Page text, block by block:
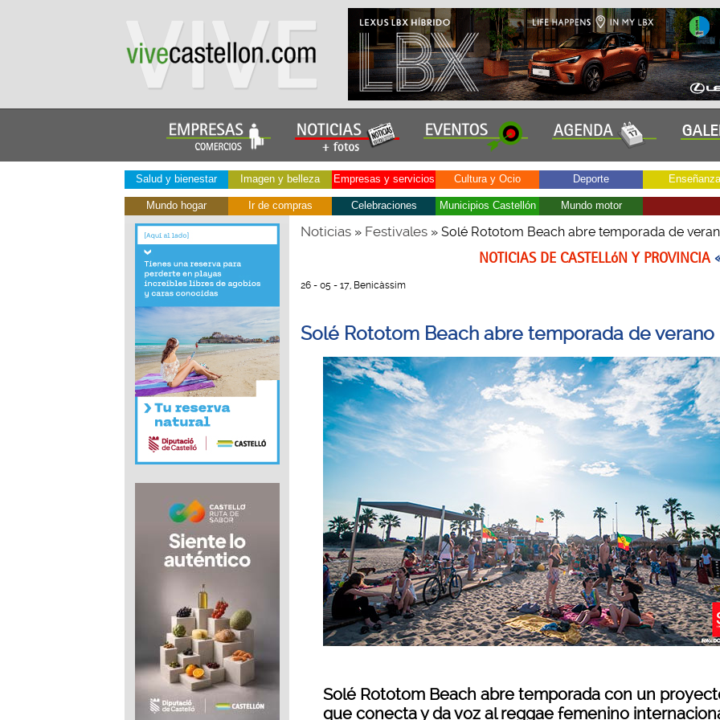
Salud y bienestar Imagen y belleza Empresas y servicios Cultura y Ocio Deporte Enseñanza
Mundo hogar Ir de compras Celebraciones Municipios Castellón Mundo motor
Noticias» Festivales» Solé Rototom Beach abre temporada de
NOTICIAS DE CASTELLóN Y PROVINCIA
26 - 05 - 17, Benicàssim
Solé Rototom Beach abre temporada de verano
Solé Rototom Beach abre temporada con un
que conecta y da voz al reggae femenino